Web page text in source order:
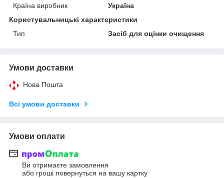
Країна виробник
Україна
Користувальницькі характеристики
Тип
Засіб для оцінки очищення
Умови доставки
Нова Пошта
Всі умови доставки
Умови оплати
Ви отримаєте замовлення
або гроші повернуться на вашу картку